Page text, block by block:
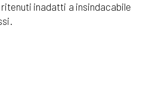
inadatti a insindacabile